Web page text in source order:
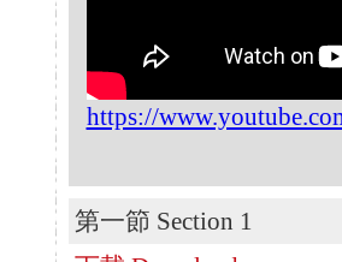
https://
第一節 Section 1